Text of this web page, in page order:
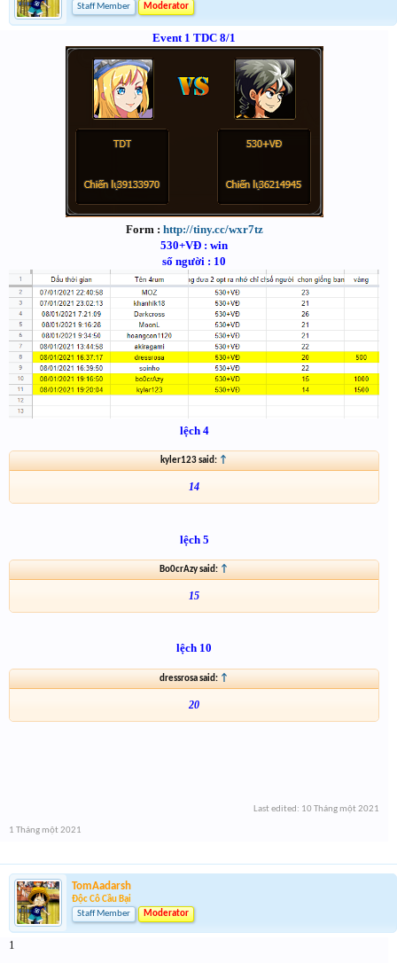
Staff Member Moderator
Event 1 TDC 8/1
Form : http://tiny.cc/wxr7tz
530+VĐ : win
số người : 10
lệch 4
kyler123 said: ↑
14
lệch 5
Bo0crAzy said: ↑
15
lệch 10
dressrosa said: ↑
20
Last edited: 10 Tháng một 2021
1 Tháng một 2021
TomAadarsh
Độc Cô Cầu Bại
Staff Member
Moderator
1